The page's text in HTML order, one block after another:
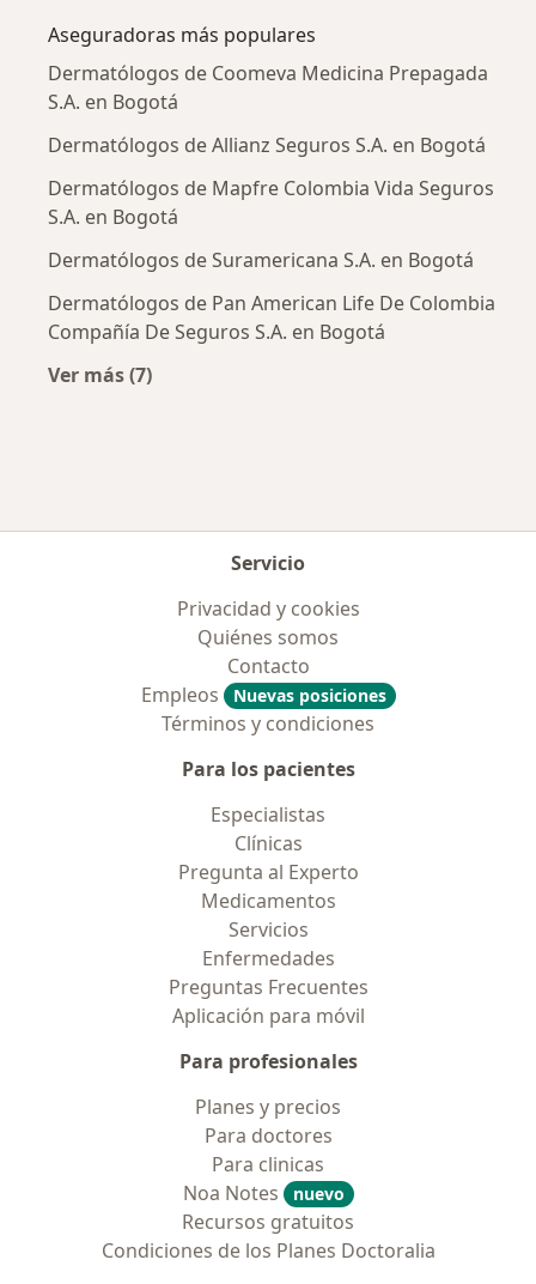
Aseguradoras más populares
Dermatólogos de Coomeva Medicina Prepagada
S.A. en Bogotá
Dermatólogos de Allianz Seguros S.A. en Bogotá
Dermatólogos de Mapfre Colombia Vida Seguros
S.A. en Bogotá
Dermatólogos de Suramericana S.A. en Bogotá
Dermatólogos de Pan American Life De Colombia
Compañía De Seguros S.A. en Bogotá
Ver más (7)
Servicio
Privacidad y cookies
Quiénes somos
Contacto
Empleos
Nuevas posiciones
Términos y condiciones
Para los pacientes
Especialistas
Clínicas
Pregunta al Experto
Medicamentos
Servicios
Enfermedades
Preguntas Frecuentes
Aplicación para móvil
Para profesionales
Planes y precios
Para doctores
Para clinicas
Noa Notes
nuevo
Recursos gratuitos
Condiciones de los Planes Doctoralia